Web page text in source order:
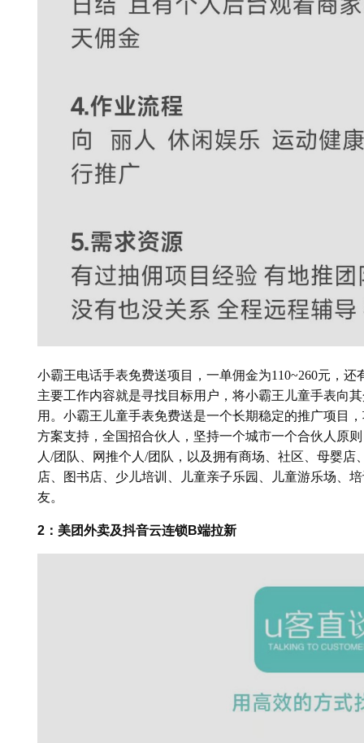
小霸王电话手表免费送项目，一单佣金为110~260元，
主要工作内容就是寻找目标用户，将小霸王儿童手表向
用。小霸王儿童手表免费送是一个长期稳定的推广项目
方案支持，全国招合伙人，坚持一个城市一个合伙人原
人/团队、网推个人/团队，以及拥有商场、社区、母婴
店、图书店、少儿培训、儿童亲子乐园、儿童游乐场、
友。
2：美团外卖及抖音云连锁B端拉新